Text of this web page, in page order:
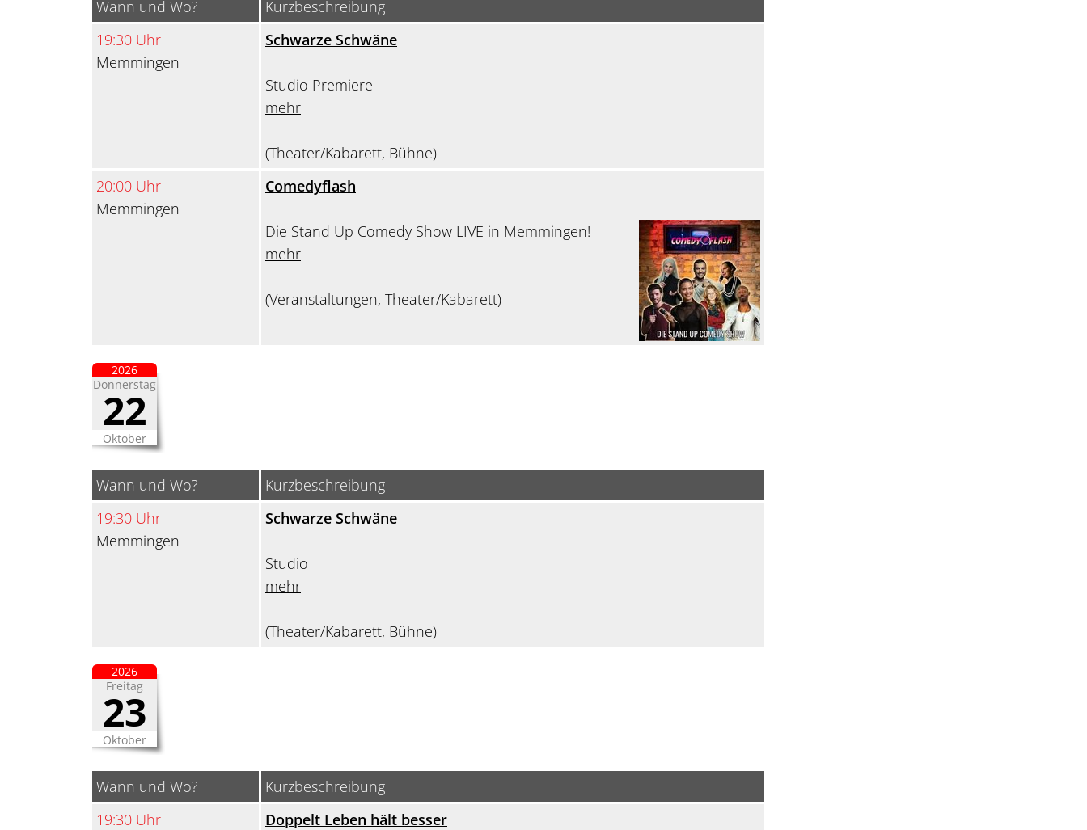
Wann und Wo?
Kurzbeschreibung
19:30 Uhr
Memmingen
Schwarze Schwäne
Studio Premiere
mehr
(Theater/Kabarett, Bühne)
20:00 Uhr
Memmingen
Comedyflash
Die Stand Up Comedy Show LIVE in Memmingen!
mehr
(Veranstaltungen, Theater/Kabarett)
Donnerstag
22
Oktober
2026
Wann und Wo?
Kurzbeschreibung
19:30 Uhr
Memmingen
Schwarze Schwäne
Studio
mehr
(Theater/Kabarett, Bühne)
Freitag
23
Oktober
2026
Wann und Wo?
Kurzbeschreibung
19:30 Uhr
Doppelt Leben hält besser